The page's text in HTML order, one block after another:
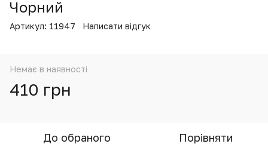
Чорний
Артикул: 11947 Написати відгук
Немає в наявності
410 грн
До обраного Порівняти